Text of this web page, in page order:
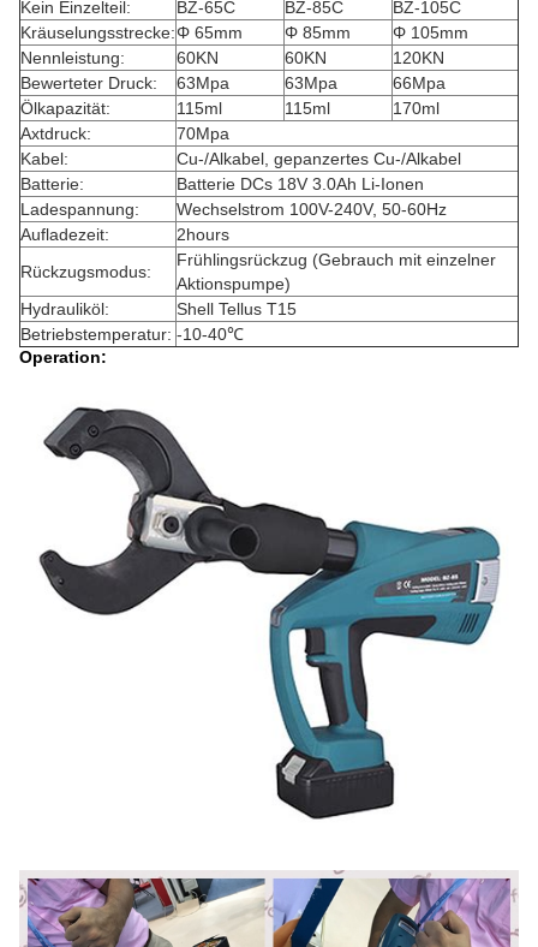
Kein Einzelteil: BZ-65C BZ-85C
BZ-105C
Kräuselungsstrecke:Φ 65mm Φ 85mm
Φ 105mm
Nennleistung:
60KN 60KN
120KN
Bewerteter Druck:
63Mpa 63Mpa
66Mpa
Ölkapazität:
115ml 115ml
170ml
Axtdruck:
70Mpa
Kabel:
Cu-/Alkabel, gepanzertes Cu-/Alkabel
Batterie:
Batterie DCs 18V 3.0Ah Li-Ionen
Ladespannung:
Wechselstrom 100V-240V, 50-60Hz
Aufladezeit:
2hours
Rückzugsmodus:
Frühlingsrückzug (Gebrauch mit einzelner
Aktionspumpe)
Hydrauliköl:
Shell Tellus T15
Betriebstemperatur: -10-40℃
Operation: